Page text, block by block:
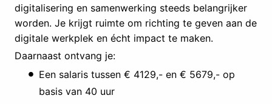
digitalisering en samenwerking steeds belangrijker
worden. Je krijgt ruimte om richting te geven aan de
digitale werkplek en écht impact te maken.
Daarnaast ontvang je:
Een salaris tussen € 4129,- en € 5679,- op
basis van 40 uur